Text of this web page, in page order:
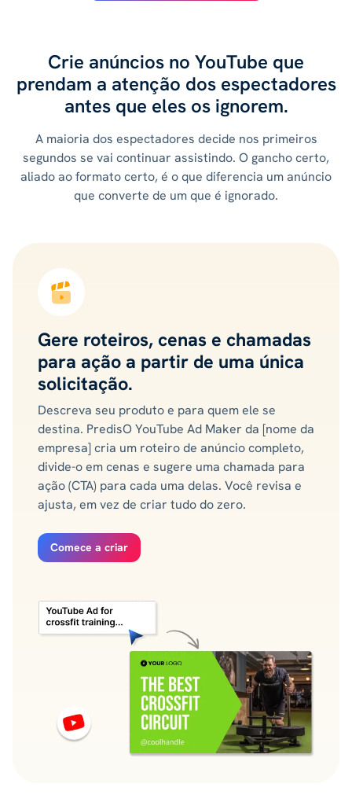
Crie anúncios no YouTube que
prendam a atenção dos espectadores
antes que eles os ignorem.
A maioria dos espectadores decide nos primeiros
segundos se vai continuar assistindo. O gancho certo,
aliado ao formato certo, é o que diferencia um anúncio
que converte de um que é ignorado.
Gere roteiros, cenas e chamadas
para ação a partir de uma única
solicitação.
Descreva seu produto e para quem ele se
destina. PredisO YouTube Ad Maker da [nome da
empresa] cria um roteiro de anúncio completo,
divide-o em cenas e sugere uma chamada para
ação (CTA) para cada uma delas. Você revisa e
ajusta, em vez de criar tudo do zero.
Comece a criar